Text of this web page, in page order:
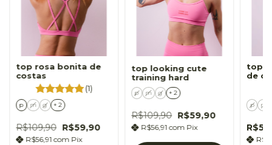
top rosa bonita de
costas
(1)
p m g + 2
R$109,90 R$59,90
R$56,91 com Pix
top looking cute
training hard
p m g + 2
R$109,90 R$59,90
R$56,91com Pix
top
de
p m